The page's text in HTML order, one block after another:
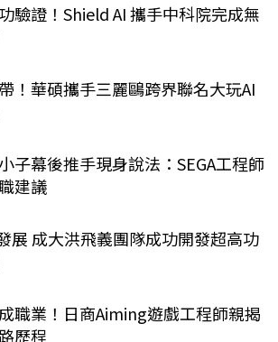
驗證！Shield AI 攜手中科院完成無
！華碩攜手三麗鷗跨界聯名大玩AI
子幕後推手現身說法：SEGA工程師
建議
展 成大洪飛義團隊成功開發超高功
職業！日商Aiming遊戲工程師親揭
歷程